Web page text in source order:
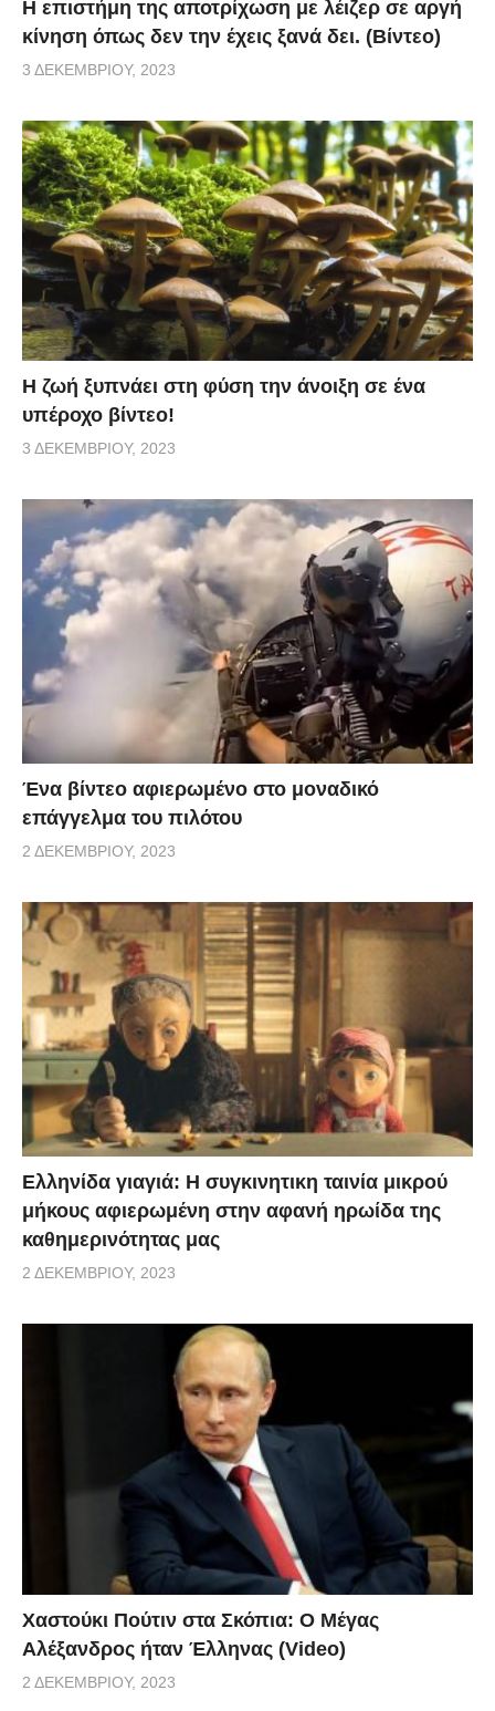
Η επιστήμη της αποτρίχωση με λέιζερ σε αργή
κίνηση όπως δεν την έχεις ξανά δει. (Βίντεο)
3 ΔΕΚΕΜΒΡΊΟΥ, 2023
Η ζωή ξυπνάει στη φύση την άνοιξη σε ένα
υπέροχο βίντεο!
3 ΔΕΚΕΜΒΡΊΟΥ, 2023
Ένα βίντεο αφιερωμένο στο μοναδικό
επάγγελμα του πιλότου
2 ΔΕΚΕΜΒΡΊΟΥ, 2023
Ελληνίδα γιαγιά: Η συγκινητικη ταινία μικρού
μήκους αφιερωμένη στην αφανή ηρωίδα της
καθημερινότητας μας
2 ΔΕΚΕΜΒΡΊΟΥ, 2023
Χαστούκι Πούτιν στα Σκόπια: Ο Μέγας
Αλέξανδρος ήταν Έλληνας (Video)
2 ΔΕΚΕΜΒΡΊΟΥ, 2023